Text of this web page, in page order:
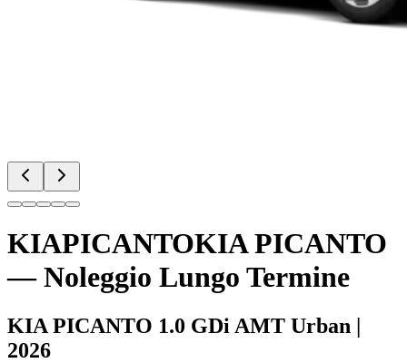
KIAPICANTOKIA PICANTO
— Noleggio Lungo Termine
KIA PICANTO 1.0 GDi AMT Urban |
2026